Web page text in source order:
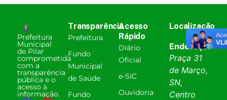
Prefeitura
Municipal
de Pilar
comprometida
com a
transparência
pública e o
acesso à
informação.
Transparência
Prefeitura
Fundo
Municipal
de Saúde
Fundo
Acesso
Rápido
Diário
Oficial
e-SIC
Ouvidoria
Localização
Endereço:
Praça 31
de Março,
SN,
Centro